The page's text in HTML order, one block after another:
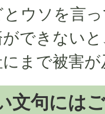
ウソを言
できない
まで被害
文句には